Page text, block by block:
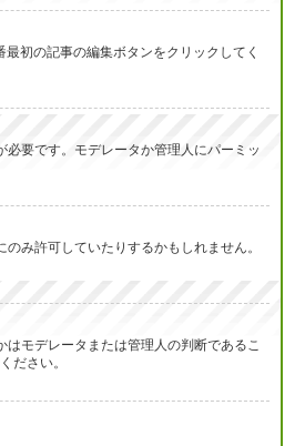
初の記事の編集ボタンをクリックしてく
要です。モデレータか管理人にパーミッ
み許可していたりするかもしれません。
モデレータまたは管理人の判断であるこ
ださい。